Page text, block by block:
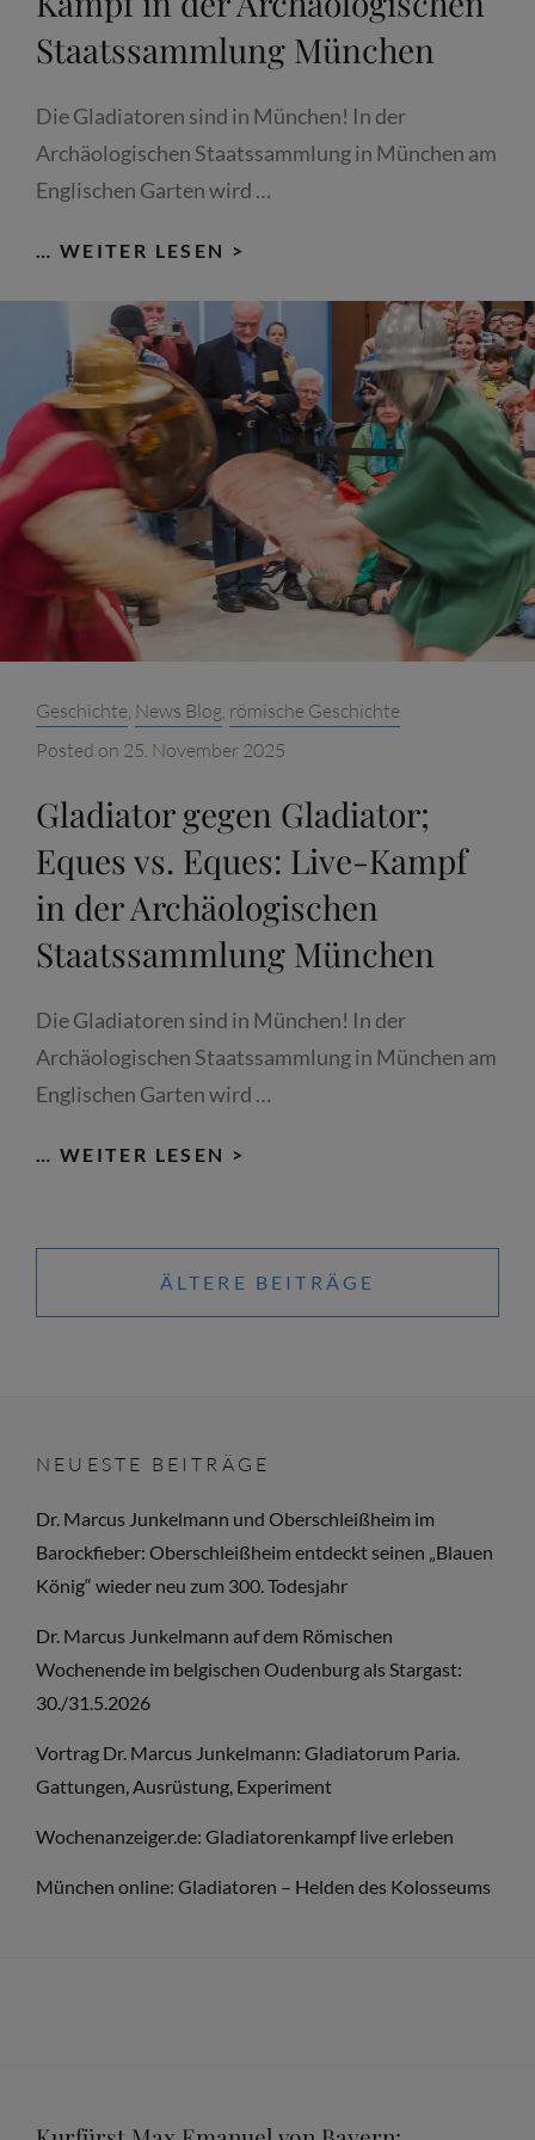
Staatssammlung München
Die Gladiatoren sind in München! In der
Archäologischen Staatssammlung in München am
Englischen Garten wird …
… WEITER LESEN >
GLADIATOR;
THRAEX
VS.
MURMILLO:
LIVE-
KAMPF
DER
ARCHÄOLOGISCHEN
STAATSSAMMLUNG
Categories:
Geschichte, News Blog, römische Geschichte
Posted on 25. November 2025
Gladiator gegen Gladiator;
Eques vs. Eques: Live-Kampf
in der Archäologischen
Staatssammlung München
Die Gladiatoren sind in München! In der
Archäologischen Staatssammlung in München am
Englischen Garten wird …
… WEITER LESEN >
EQUES
VS.
EQUES:
DER
STAATSSAMMLUNG
MÜNCHEN
Beitragsnavigation
ÄLTERE BEITRÄGE
NEUESTE BEITRÄGE
Dr. Marcus Junkelmann und Oberschleißheim im
Barockfieber: Oberschleißheim entdeckt seinen „Blauen
König“ wieder neu zum 300. Todesjahr
Dr. Marcus Junkelmann auf dem Römischen
Wochenende im belgischen Oudenburg als Stargast:
30./31.5.2026
Vortrag Dr. Marcus Junkelmann: Gladiatorum Paria.
Gattungen, Ausrüstung, Experiment
Wochenanzeiger.de: Gladiatorenkampf live erleben
München online: Gladiatoren – Helden des Kolosseums